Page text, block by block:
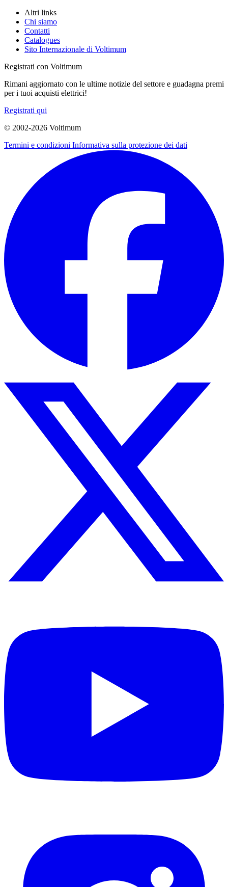
Altri links
Chi siamo
Contatti
Catalogues
Sito Internazionale di Voltimum
Registrati con Voltimum
Rimani aggiornato con le ultime notizie del settore e guadagna premi
per i tuoi acquisti elettrici!
Registrati qui
© 2002-2026 Voltimum
Termini e condizioni Informativa sulla protezione dei dati